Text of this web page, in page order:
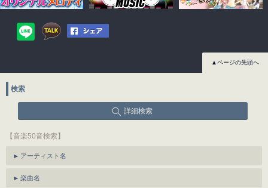
▲ページの先頭へ
検索
詳細検索
【音楽50音検索】
アーティスト名
楽曲名